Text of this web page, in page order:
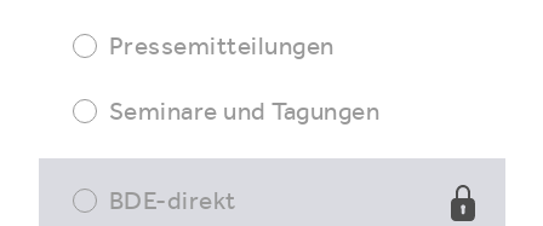
Pressemitteilungen
Seminare und Tagungen
BDE-direkt